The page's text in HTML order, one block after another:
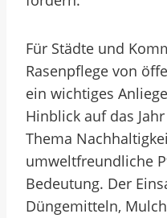
Für Städte und
Rasenpflege von
ein wichtiges
Hinblick auf das
Thema
umweltfreundliche
Bedeutung. Der
Düngemitteln,